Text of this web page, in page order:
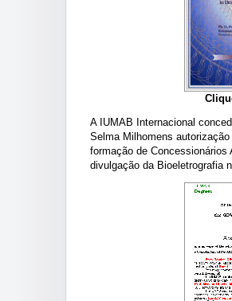
A IUMAB Internacional
Selma Milhomens
formação de
divulgação da Bioeletrografia